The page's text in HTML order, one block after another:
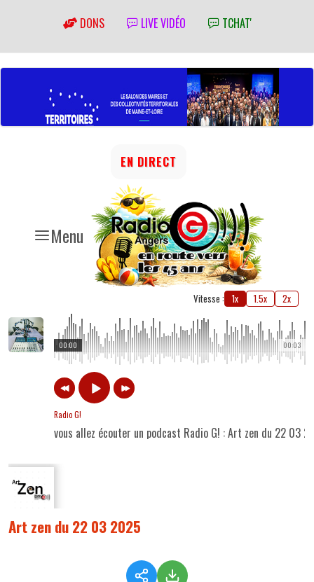
DONS LIVE VIDÉO TCHAT'
Menu
EN DIRECT
Vitesse : 1x 1.5x 2x
00:03
00:00
Radio G!
vous allez écouter un podcast Radio G! : Art zen du 22 03
Art zen du 22 03 2025